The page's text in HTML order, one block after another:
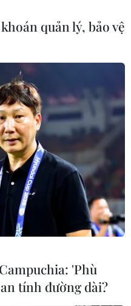
quản lý, bảo vệ
'Phù
tính đường dài?